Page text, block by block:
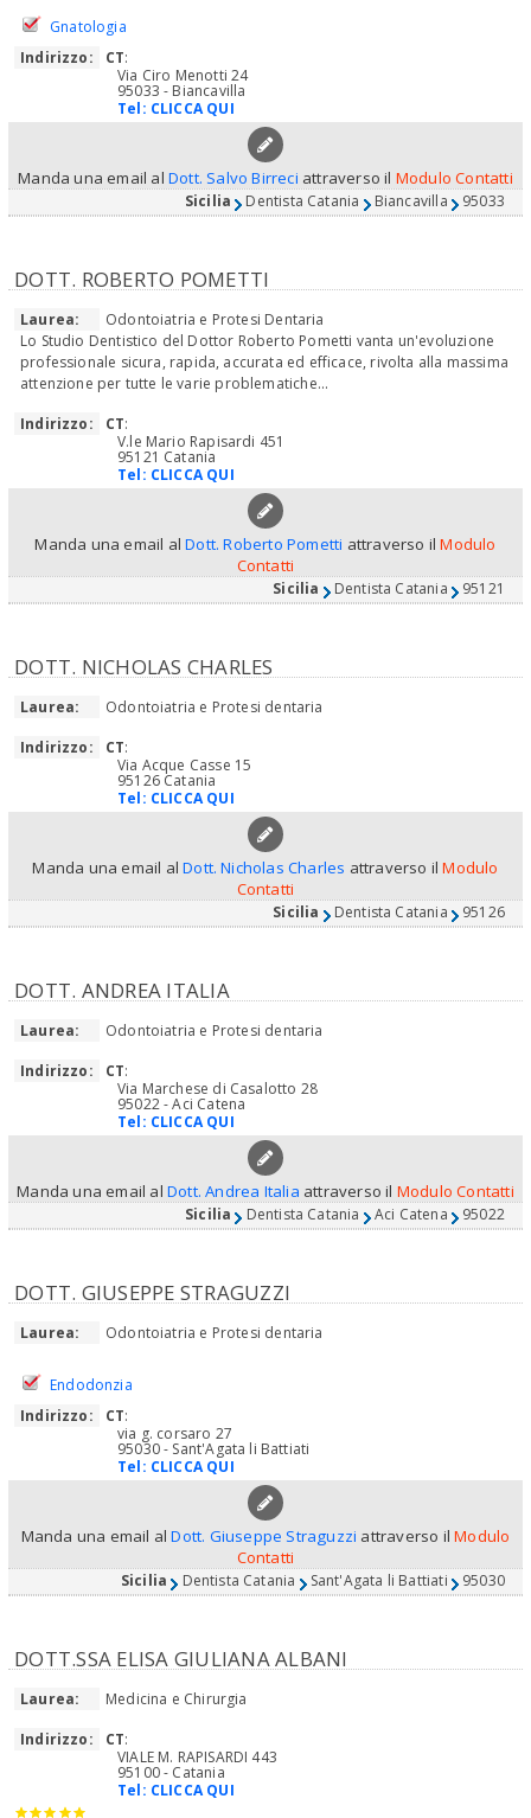
Gnatologia
Indirizzo:
CT:
Via Ciro Menotti 24
95033 - Biancavilla
Tel: CLICCA QUI
Manda una email alDott. Salvo Birreci attraverso il Modulo Contatti
Sicilia Dentista Catania Biancavilla 95033
DOTT. ROBERTO POMETTI
Laurea:
Odontoiatria e Protesi Dentaria
Lo Studio Dentistico del Dottor Roberto Pometti vanta un'evoluzione
professionale sicura, rapida, accurata ed efficace, rivolta alla massima
attenzione per tutte le varie problematiche...
Indirizzo:
CT:
V.le Mario Rapisardi 451
95121 Catania
Tel: CLICCA QUI
Manda una email alDott. Roberto Pometti attraverso ilModulo
Contatti
Sicilia Dentista Catania 95121
DOTT. NICHOLAS CHARLES
Laurea:
Odontoiatria e Protesi dentaria
Indirizzo:
CT:
Via Acque Casse 15
95126 Catania
Tel: CLICCA QUI
Manda una email alDott. Nicholas Charles attraverso ilModulo
Contatti
Sicilia Dentista Catania 95126
DOTT. ANDREA ITALIA
Laurea:
Odontoiatria e Protesi dentaria
Indirizzo:
CT:
Via Marchese di Casalotto 28
95022 - Aci Catena
Tel: CLICCA QUI
Manda una email alDott. Andrea Italia attraverso il Modulo Contatti
Sicilia Dentista Catania Aci Catena 95022
DOTT. GIUSEPPE STRAGUZZI
Laurea: Odontoiatria e Protesi dentaria
Endodonzia
Indirizzo:
CT:
via g. corsaro 27
95030 - Sant'Agata li Battiati
Tel: CLICCA QUI
Manda una email alDott. Giuseppe Straguzzi attraverso ilModulo
Contatti
Sicilia Dentista Catania Sant'Agata li Battiati 95030
DOTT.SSA ELISA GIULIANA ALBANI
Laurea:
Medicina e Chirurgia
Indirizzo:
CT:
VIALE M. RAPISARDI 443
95100 - Catania
Tel: CLICCA QUI